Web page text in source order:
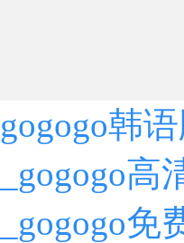
gogogo韩
_gogogo
_gogogo